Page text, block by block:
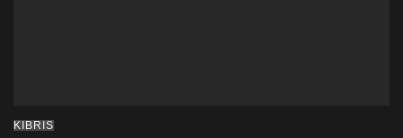
KIBRIS